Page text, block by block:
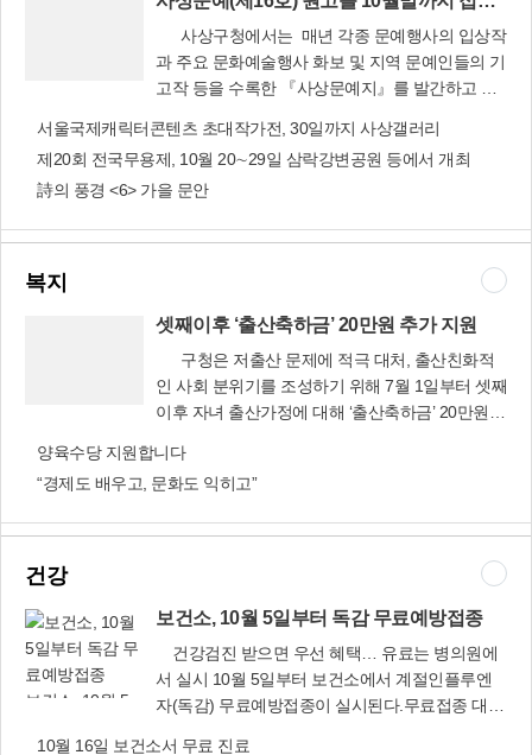
이 후원한 성품을 홀로어르신 등 어려운 이웃 82세
대에 전달.▲주례3동주민센터=부산구치소, 이웃
사랑나눔회, 주민단체 등 10개소에서 기탁한 성금
·성품(450만원 상당)을 보육원과 경로당, 어려운
이웃 54세대에 전달.▲학장동주민센터=독지가 주
성금 등 265만원 상당의 이웃돕기 성금·성품을 60
세대에 전달.
로 충분한 것이다. 어쩌면 세계의 변화와 발전을
주도하는 국가들이 정작 행복지수가 낮은 이유도
바로 국민들에게 감동을 주지 못했기 때문이리라.
국민에게 감동이 없는 사회는 행복으로부터 동떨
는 않는다. 우리 모두가 함께 누릴 수 있는 시설과
함께 받을 수 있는 요건들이 갖추어 질 때 큰 행복
이 우리 주민들에게 나올 수 있다. 작은 것에서 만
은 큰 성과의 힘이 나올 수 있다. 더불어 살아가는
사회, 혼자의 힘이 아닌 함께 하는 힘이 지역의 발
전으로 이어지며 아울러 행복의 가치를 더 성장시
키는 원동력이 아닐까 싶다. 위에서 언급한 행복의
복의 충분조건으로 균형 있게 발전시키는 것이 함
께 누릴 수 있는 진정한 행복이 아닐까? 하는 생각
이다.
지원한다.신청 업체를 대상으로 상담·서류 심사 등
절차를 거쳐 10∼20개 업체를 선정, 지원할 예정이
다.지역경제과 담당자는 “수출은 하고 싶지만 전문
인력의 상시 고용이 어렵고 무역환경이 좋지 않아
수출을 망설이는 관내 중소기업체를 위해 이러한
한다”며“관내 중소기업의 수출기반 확대 및 해외
시장 개척에 큰 도움을 줄 것으로 기대한다”고 말
증)이 발급되며, ▲독서지도사 ▲리더십스피치 등
18개 과정을 이수하면 구청으로부터 수료증이 발
급된다.또한 ▲일본어 ▲중국어 ▲명리풍수 ▲창
자, 직장인도 수강할 수 있다. 각 과정마다 20명씩
(창조인문학교실은 40명) 총 420명이 수강 가능하
다.한편 지난 2008년 9월 1일 옛 감전2동주민센터
170개 프로그램을 2천972회 운영했으며, 주민과
☎310-3081∼6, 홈페이지 http:// lll.sasang.go.kr〉
호) 원고를 10월
과 주요 문화예술행사 화보 및 지역 문예인들의 기
고작 등을 수록한 『사상문예지』를 발간하고 있
하오니 관심 있는 지역 주민들의 많은 참여를 바랍
니다. ⊙모집기간 : 9월 19일 ∼ 10월 31일⊙모집내
용 : 독후감, 수필, 기행문, 영화감상문, 시 등 ※채
방문 또는 e메일 접수(961109@korea.kr)⊙문 의
서울국제캐릭터콘텐츠 초대작가전, 30일까지 사상갤러리
제20회 전국무용제, 10월 20∼29일 삼락강변공원 등에서 개최
詩의 풍경 <6> 가을 문안
복지
셋째이후 ‘출산축하금’ 20만원 추가 지원
축하금’ 20만원
인 사회 분위기를 조성하기 위해 7월 1일부터 셋째
이후 자녀 출산가정에 대해 ‘출산축하금’ 20만원을
와 결혼이주여성 출산가정에 2만원 상당의 ‘사상
아가책꾸러미’를 구비로 지원해 왔다. 쌍둥이 출산
원을 지원해 왔다. 또 이와는 별도로 둘째자녀 출
산지원금(20만원), 셋째이후 출산지원금(120만원-
금은 부모소득과는 무관하나 출산 1개월 전부터
우리구에 주민등록이 되어 있어야 하며, 출생신고
일로부터 30일 이내에 거주지 동주민센터에 신청
서와 통장사본을 첨부하여 신청하면, 다음달 10일
양육수당 지원합니다
“경제도 배우고, 문화도 익히고”
건강
보건소, 10월 5일부터 독감 무료예방접종
보건소, 10월 5
서 실시 10월 5일부터 보건소에서 계절인플루엔
자(독감) 무료예방접종이 실시된다.무료접종 대상
10월 16일 보건소서 무료 진료